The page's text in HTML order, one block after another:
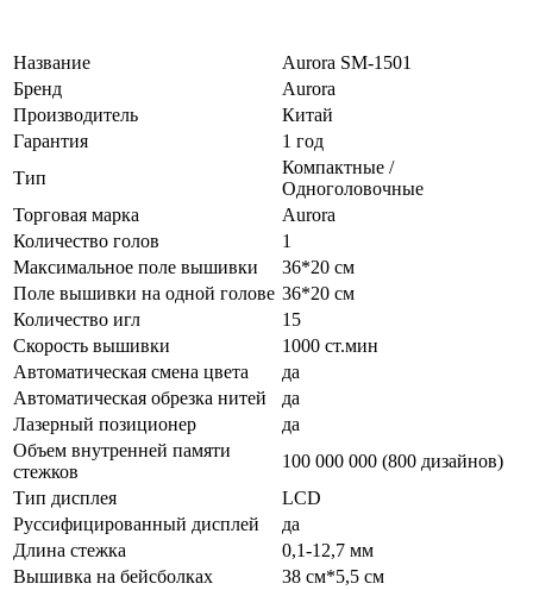
Название
Aurora SM-1501
Бренд
Aurora
Производитель
Китай
Гарантия
1 год
Тип
Компактные /
Одноголовочные
Торговая марка
Aurora
Количество голов
1
Максимальное поле вышивки
36*20 см
Поле вышивки на одной голове 36*20 см
Количество игл
15
Скорость вышивки
1000 ст.мин
Автоматическая смена цвета
да
Автоматическая обрезка нитей
да
Лазерный позиционер
да
Объем внутренней памяти
стежков
100 000 000 (800 дизайнов)
Тип дисплея
LCD
Руссифицированный дисплей
да
Длина стежка
0,1-12,7 мм
Вышивка на бейсболках
38 см*5,5 см